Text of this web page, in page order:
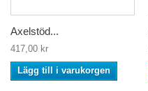
Axelstöd...
417,00 kr
Lägg till i varukorgen